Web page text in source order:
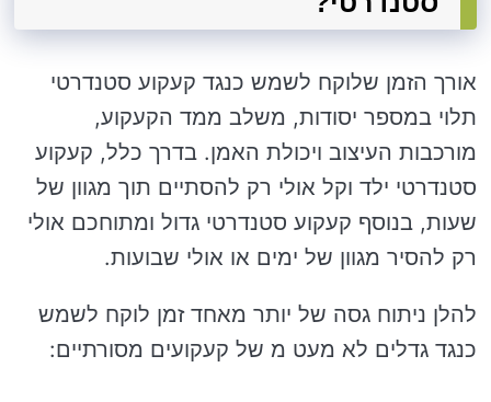
אורך הזמן שלוקח לשמש כנגד קעקוע סטנדרטי
תלוי במספר יסודות, משלב ממד הקעקוע,
מורכבות העיצוב ויכולת האמן. בדרך כלל, קעקוע
סטנדרטי ילד וקל אולי רק להסתיים תוך מגוון של
שעות, בנוסף קעקוע סטנדרטי גדול ומתוחכם אולי
רק להסיר מגוון של ימים או אולי שבועות.
להלן ניתוח גסה של יותר מאחד זמן לוקח לשמש
כנגד גדלים לא מעט מ של קעקועים מסורתיים: